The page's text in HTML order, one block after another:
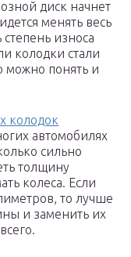
диск начнет
менять весь
износа
колодки стали
можно понять и
колодок
автомобилях
сильно
толщину
колеса. Если
то лучше
и заменить их